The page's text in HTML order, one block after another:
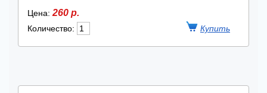
Цена: 260 р.
Количество: